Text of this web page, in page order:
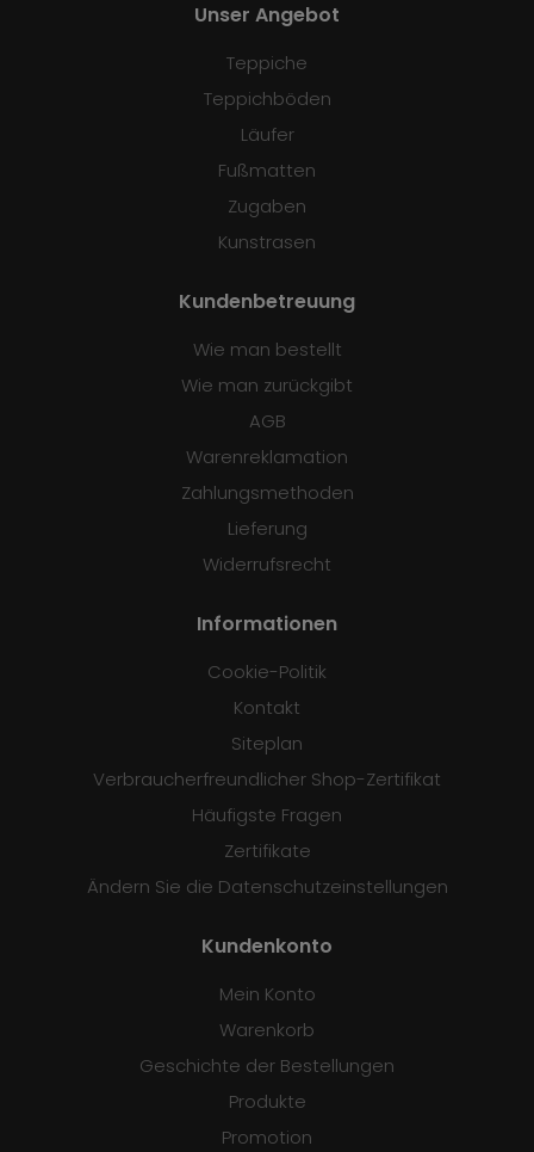
Unser Angebot
Teppiche
Teppichböden
Läufer
Fußmatten
Zugaben
Kunstrasen
Kundenbetreuung
Wie man bestellt
Wie man zurückgibt
AGB
Warenreklamation
Zahlungsmethoden
Lieferung
Widerrufsrecht
Informationen
Cookie-Politik
Kontakt
Siteplan
Verbraucherfreundlicher Shop-Zertifikat
Häufigste Fragen
Zertifikate
Ändern Sie die Datenschutzeinstellungen
Kundenkonto
Mein Konto
Warenkorb
Geschichte der Bestellungen
Produkte
Promotion